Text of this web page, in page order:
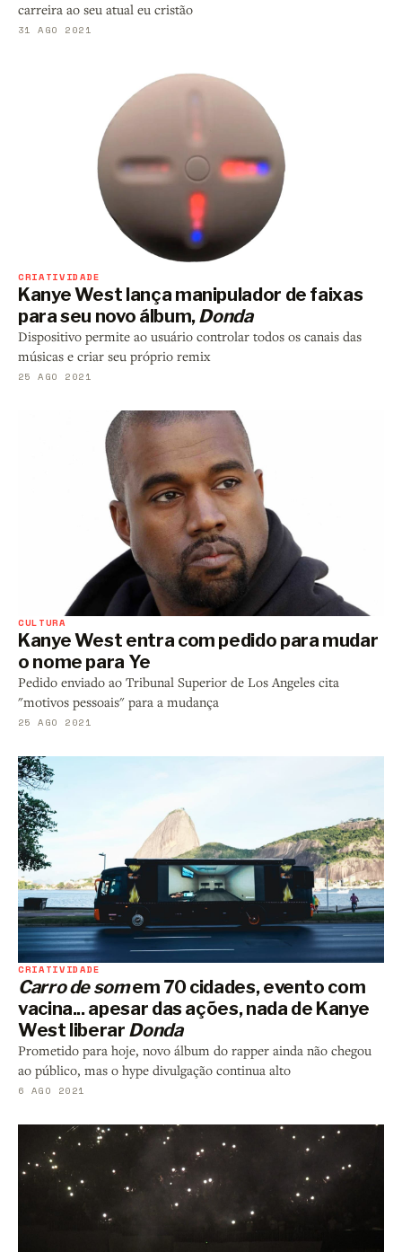
carreira ao seu atual eu cristão
31 AGO 2021
CRIATIVIDADE
Kanye West lança manipulador de faixas
para seu novo álbum,Donda
Dispositivo permite ao usuário controlar todos os canais das
músicas e criar seu próprio remix
25 AGO 2021
CULTURA
Kanye West entra com pedido para mudar
o nome para Ye
Pedido enviado ao Tribunal Superior de Los Angeles cita
"motivos pessoais" para a mudança
25 AGO 2021
CRIATIVIDADE
Carro de somem 70 cidades, evento com
vacina... apesar das ações, nada de Kanye
West liberar Donda
Prometido para hoje, novo álbum do rapper ainda não chegou
ao público, mas o hype divulgação continua alto
6 AGO 2021